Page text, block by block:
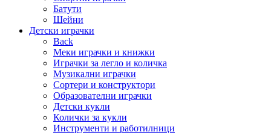
Батути
Шейни
Детски играчки
Back
Меки играчки и книжки
Играчки за легло и количка
Музикални играчки
Сортери и конструктори
Образователни играчки
Детски кукли
Колички за кукли
Инструменти и работилници